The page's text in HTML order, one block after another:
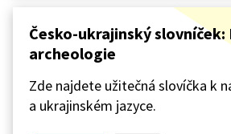
Česko-ukrajinský slovníček:
archeologie
Zde najdete užitečná slovíčka k
a ukrajinském jazyce.